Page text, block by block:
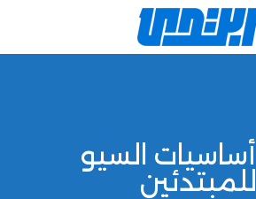
أساسيات السيو SEO
للمبتدئين